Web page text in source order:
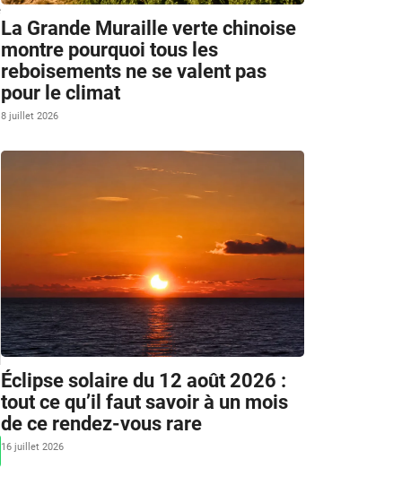
La Grande Muraille verte chinoise
montre pourquoi tous les
reboisements ne se valent pas
pour le climat
8 juillet 2026
Éclipse solaire du 12 août 2026 :
tout ce qu’il faut savoir à un mois
de ce rendez-vous rare
16 juillet 2026